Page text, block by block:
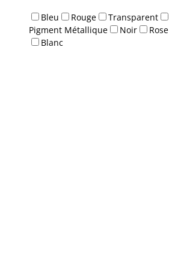
Bleu Rouge
Transparent
Pigment Métallique
Noir Rose
Blanc